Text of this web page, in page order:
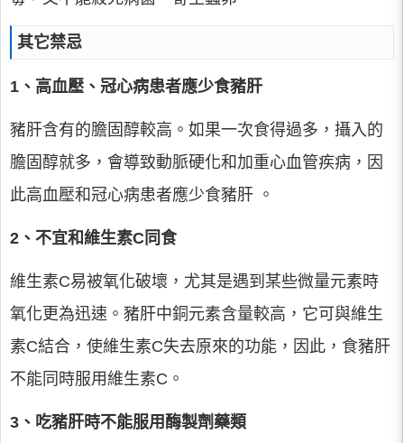
其它禁忌
1、高血壓、冠心病患者應少食豬肝
豬肝含有的膽固醇較高。如果一次食得過多，攝入的
膽固醇就多，會導致動脈硬化和加重心血管疾病，因
此高血壓和冠心病患者應少食豬肝 。
2、不宜和維生素C同食
維生素C易被氧化破壞，尤其是遇到某些微量元素時
氧化更為迅速。豬肝中銅元素含量較高，它可與維生
素C結合，使維生素C失去原來的功能，因此，食豬肝
不能同時服用維生素C。
3、吃豬肝時不能服用酶製劑藥類